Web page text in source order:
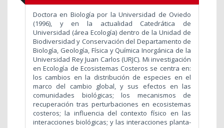
Doctora en Biología por la Universidad de Oviedo
(1996), y en la actualidad Catedrática de
Universidad (área Ecología) dentro de la Unidad de
Biodiversidad y Conservación del Departamento de
Biología, Geología, Física y Química Inorgánica de la
Universidad Rey Juan Carlos (URJC). Mi investigación
en Ecología de Ecosistemas Costeros se centra en:
los cambios en la distribución de especies en el
marco del cambio global, y sus efectos en las
comunidades biológicas; los mecanismos de
recuperación tras perturbaciones en ecosistemas
costeros; la influencia del contexto físico en las
interacciones biológicas; y las interacciones planta-